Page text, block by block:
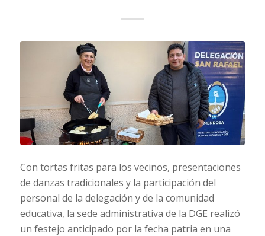
Con tortas fritas para los vecinos, presentaciones
de danzas tradicionales y la participación del
personal de la delegación y de la comunidad
educativa, la sede administrativa de la DGE realizó
un festejo anticipado por la fecha patria en una